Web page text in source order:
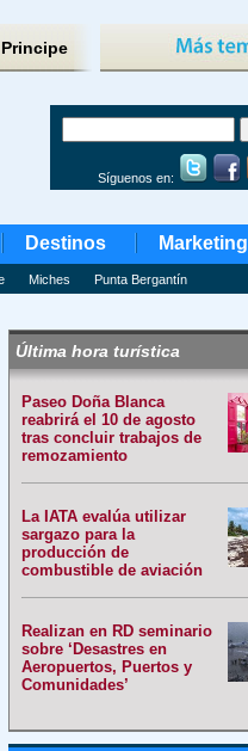
Síguenos en:
Destinos Marketing
Miches Punta Bergantín
Última hora turística
Paseo Doña Blanca
reabrirá el 10 de agosto
tras concluir trabajos de
remozamiento
La IATA evalúa utilizar
sargazo para la
producción de
combustible de aviación
Realizan en RD seminario
sobre ‘Desastres en
Aeropuertos, Puertos y
Comunidades’